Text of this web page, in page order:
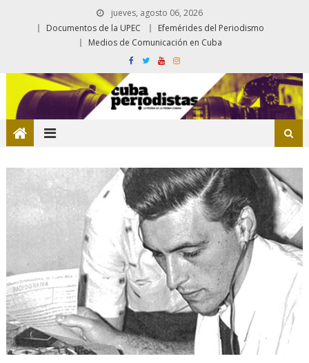
jueves, agosto 06, 2026
Documentos de la UPEC
Efemérides del Periodismo
Medios de Comunicación en Cuba